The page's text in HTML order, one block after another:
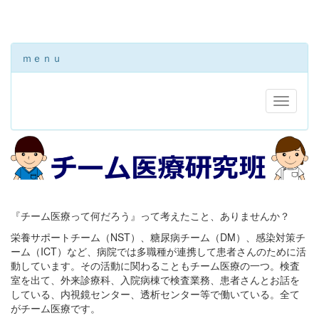
ｍｅｎｕ
『チーム医療って何だろう』って考えたこと、ありませんか？
栄養サポートチーム（NST）、糖尿病チーム（DM）、感染対策チ
ーム（ICT）など、病院では多職種が連携して患者さんのために活
動しています。その活動に関わることもチーム医療の一つ。検査
室を出て、外来診療科、入院病棟で検査業務、患者さんとお話を
している、内視鏡センター、透析センター等で働いている。全て
がチーム医療です。